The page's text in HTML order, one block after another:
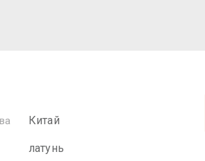
Китай
латунь